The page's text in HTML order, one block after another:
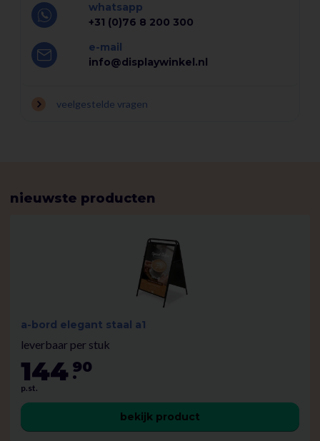
whatsapp
+31 (0)76 8 200 300
e-mail
info@displaywinkel.nl
veelgestelde vragen
nieuwste producten
a-bord elegant staal a1
leverbaar per stuk
144 .
90
p.st.
bekijk product